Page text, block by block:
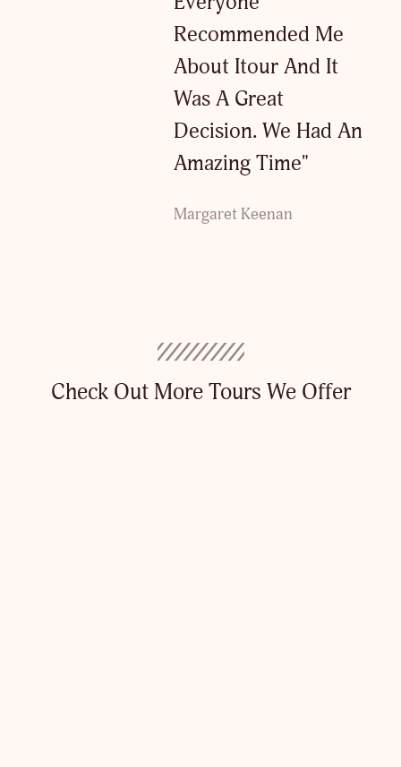
Recommended Me
About Itour And It
Was A Great
Decision. We Had An
Amazing Time"
Margaret Keenan
Check Out More Tours We Offer